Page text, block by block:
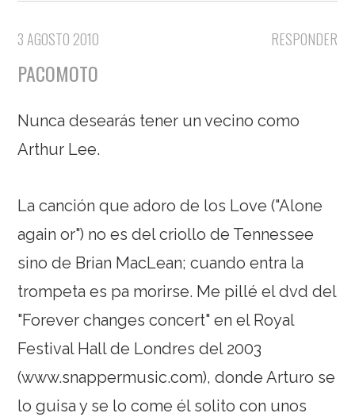
RESPONDER
3 AGOSTO 2010
PACOMOTO
Nunca desearás tener un vecino como
Arthur Lee.
La canción que adoro de los Love ("Alone
again or") no es del criollo de Tennessee
sino de Brian MacLean; cuando entra la
trompeta es pa morirse. Me pillé el dvd del
"Forever changes concert" en el Royal
Festival Hall de Londres del 2003
(www.snappermusic.com), donde Arturo se
lo guisa y se lo come él solito con unos